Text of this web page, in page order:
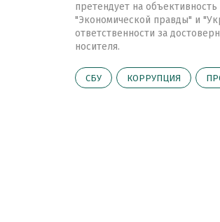
претендует на
"Экономической правды" и
ответственности за
носителя.
СБУ КОРРУПЦИЯ